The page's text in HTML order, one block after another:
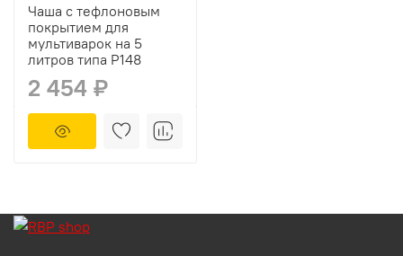
Чаша с тефлоновым
покрытием для
мультиварок на 5
литров типа P148
2 454 ₽